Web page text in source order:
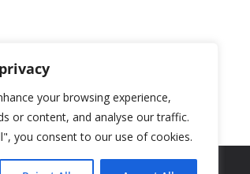
your browsing experience,
or content, and analyse our traffic.
you consent to our use of cookies.